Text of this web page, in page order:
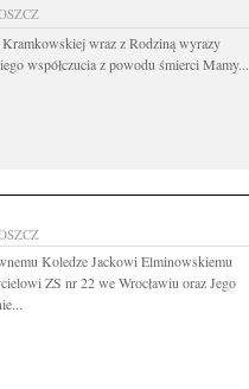
wraz z Rodziną wyrazy
współczucia z powodu śmierci Mamy...
Koledze Jackowi Elminowskiemu
ZS nr 22 we Wrocławiu oraz Jego